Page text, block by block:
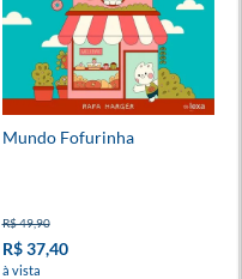
Mundo Fofurinha
R$ 49,90
R$ 37,40
à vista